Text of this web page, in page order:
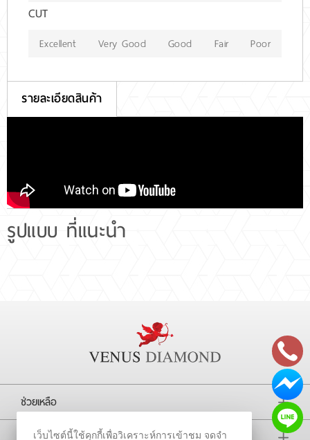
CUT
Excellent Very Good Good Fair Poor
รายละเอียดสินค้า
รูปแบบ ที่แนะนำ
ช่วยเหลือ
เว็บไซต์นี้ใช้คุกกี้เพื่อวิเคราะห์การเข้าชม จดจำ